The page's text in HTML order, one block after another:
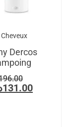
Cheveux
Dercos
131.00